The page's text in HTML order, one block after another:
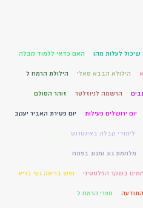
שיכול לעלות מהן האם כדאי ללמוד קבלה
הילולא הבבא סאלי הילולת הרמח ל
הרשמה לניוזלטר זוהר הסולם
יום ירושלים פעילות יום פטירת האביר יעקב
לימודי קבלה באינטרנט
מלחמת גוג ומגוג בפתח
בשקר הפלסטיני נפש בריאה גוף בריא
ספרי הרמח ל